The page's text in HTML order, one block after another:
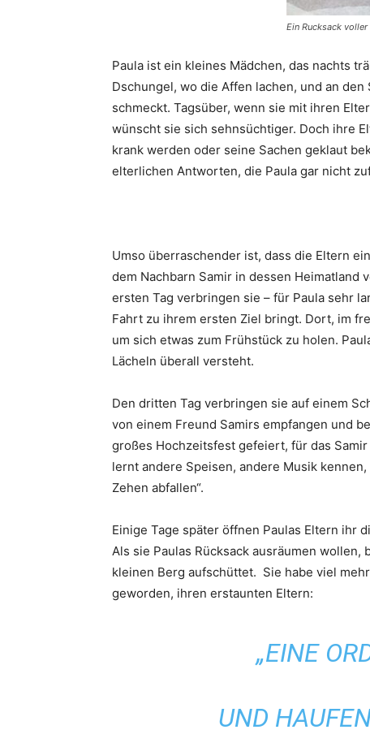
Ein Rucksack
Paula ist ein kleines Mädchen, das nachts
Dschungel, wo die Affen lachen, und an
schmeckt. Tagsüber, wenn sie mit ihren
wünscht sie sich sehnsüchtiger. Doch ihre
krank werden oder seine Sachen geklaut
elterlichen Antworten, die Paula gar nicht
Umso überraschender ist, dass die Eltern
dem Nachbarn Samir in dessen Heimatland
ersten Tag verbringen sie – für Paula sehr
Fahrt zu ihrem ersten Ziel bringt. Dort, im
um sich etwas zum Frühstück zu holen.
Lächeln überall versteht.
Den dritten Tag verbringen sie auf einem
von einem Freund Samirs empfangen und
großes Hochzeitsfest gefeiert, für das
lernt andere Speisen, andere Musik
Zehen abfallen“.
Einige Tage später öffnen Paulas Eltern ihr
Als sie Paulas Rücksack ausräumen
kleinen Berg aufschüttet. Sie habe viel
geworden, ihren erstaunten Eltern:
„EINE
UND